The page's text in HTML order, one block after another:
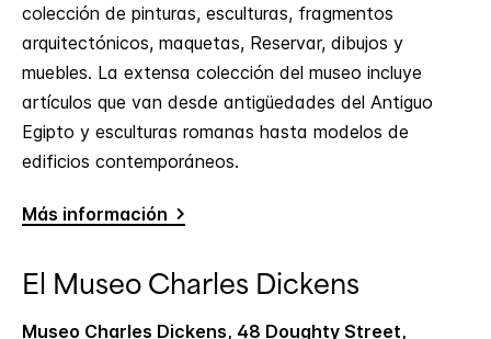
colección de pinturas, esculturas, fragmentos
arquitectónicos, maquetas, Reservar, dibujos y
muebles. La extensa colección del museo incluye
artículos que van desde antigüedades del Antiguo
Egipto y esculturas romanas hasta modelos de
edificios contemporáneos.
Más información
El Museo Charles Dickens
Museo Charles Dickens, 48 Doughty Street,